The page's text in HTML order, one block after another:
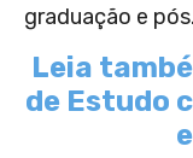
graduação e pós.
Leia
de Estudo